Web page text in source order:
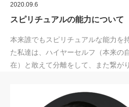
2020.09.6
スピリチュアルの能力について
本来誰でもスピリチュアルな能力を
た私達は、ハイヤーセルフ（本来の
在）と敢えて分離をして、また繋が